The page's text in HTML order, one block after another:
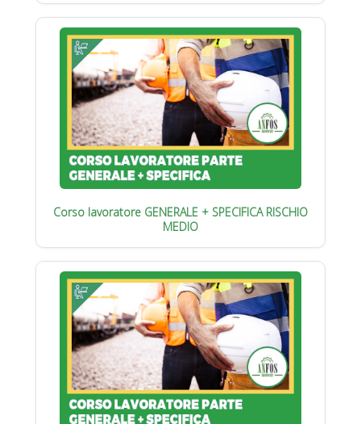
Corso lavoratore GENERALE + SPECIFICA RISCHIO
MEDIO